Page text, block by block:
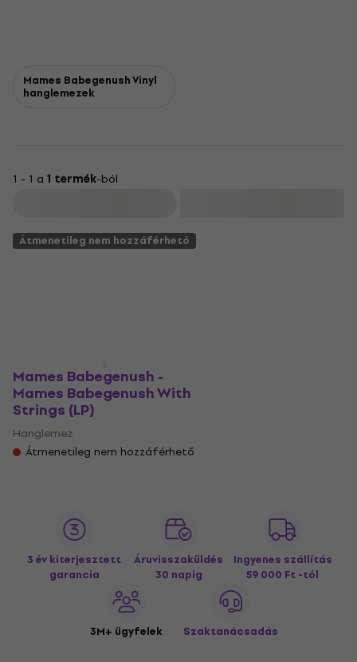
Mames Babegenush Vinyl
hanglemezek
1 - 1 a 1 termék-ból
Átmenetileg nem hozzáférhető
Mames Babegenush -
Mames Babegenush With
Strings (LP)
Hanglemez
Átmenetileg nem hozzáférhető
3 év kiterjesztett
garancia
Áruvisszaküldés
30 napig
Ingyenes szállítás
59 000 Ft -tól
3M+ ügyfelek Szaktanácsadás